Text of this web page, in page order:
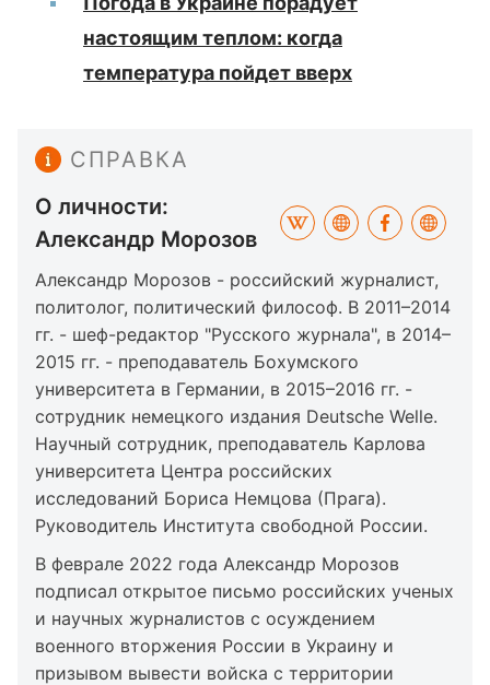
настоящим теплом: когда
температура пойдет вверх
СПРАВКА
О личности:
Александр Морозов
Александр Морозов - российский журналист,
политолог, политический философ. В 2011–2014
гг. - шеф-редактор "Русского журнала", в 2014–
2015 гг. - преподаватель Бохумского
университета в Германии, в 2015–2016 гг. -
сотрудник немецкого издания Deutsche Welle.
Научный сотрудник, преподаватель Карлова
университета Центра российских
исследований Бориса Немцова (Прага).
Руководитель Института свободной России.
В феврале 2022 года Александр Морозов
подписал открытое письмо российских ученых
и научных журналистов с осуждением
военного вторжения России в Украину и
призывом вывести войска с территории